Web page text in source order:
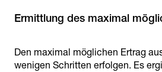
Ermittlung des maximal
Den maximal möglichen Ertrag
wenigen Schritten erfolgen. Es